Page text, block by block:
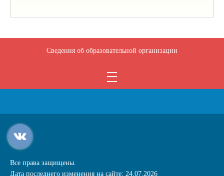
Сведения об образовательной организации
Все права защищены.
Дата последнего изменения на сайте: 24.07.2026